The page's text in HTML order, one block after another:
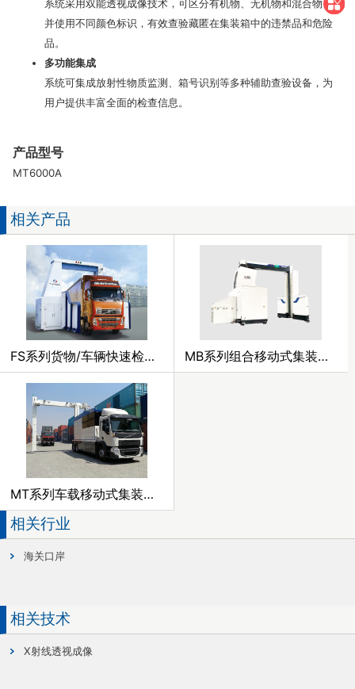
系统采用双能透视成像技术，可区分有机物、无机物和混合物，
并使用不同颜色标识，有效查验藏匿在集装箱中的违禁品和危险
品。
多功能集成
系统可集成放射性物质监测、箱号识别等多种辅助查验设备，为
用户提供丰富全面的检查信息。
产品型号
MT6000A
相关产品
FS系列货物/车辆快速检查系统 MB系列组合移动式集装箱/车辆检查系统
MT系列车载移动式集装箱/车辆检查系统
相关行业
海关口岸
相关技术
X射线透视成像